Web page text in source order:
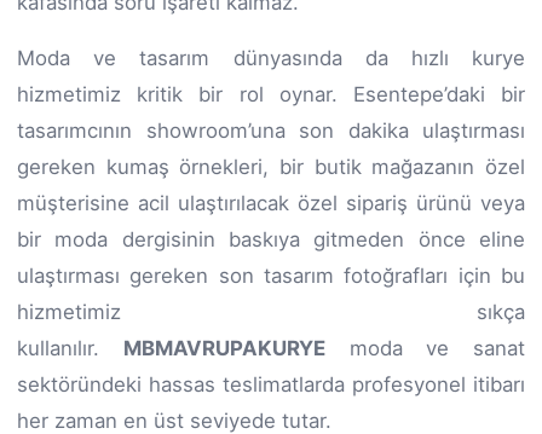
Moda ve tasarım dünyasında da hızlı kurye
hizmetimiz kritik bir rol oynar. Esentepe’daki bir
tasarımcının showroom’una son dakika ulaştırması
gereken kumaş örnekleri, bir butik mağazanın özel
müşterisine acil ulaştırılacak özel sipariş ürünü veya
bir moda dergisinin baskıya gitmeden önce eline
ulaştırması gereken son tasarım fotoğrafları için bu
hizmetimiz sıkça
kullanılır. MBMAVRUPAKURYEmoda ve sanat
sektöründeki hassas teslimatlarda profesyonel itibarı
her zaman en üst seviyede tutar.